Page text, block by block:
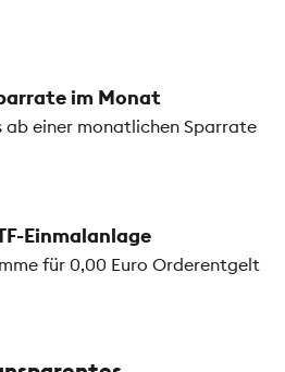
im Monat
ab einer monatlichen Sparrate
Einmalanlage
für 0,00 Euro Orderentgelt